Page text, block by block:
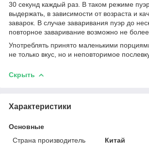
30 секунд каждый раз. В таком режиме
выдержать, в зависимости от возраста и
заварок. В случае заваривания пуэр до
повторное заваривание возможно не более
Употреблять принято маленькими
не только вкус, но и неповторимое
Скрыть
Характеристики
Основные
Страна производитель
Китай